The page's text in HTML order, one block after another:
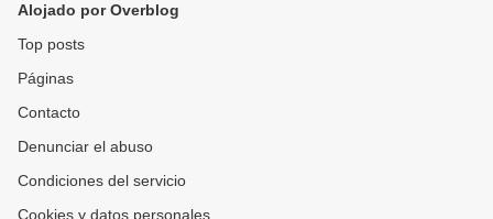
Alojado por Overblog
Top posts
Páginas
Contacto
Denunciar el abuso
Condiciones del servicio
Cookies y datos personales